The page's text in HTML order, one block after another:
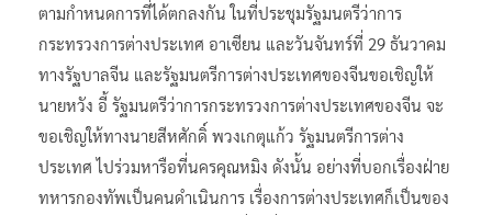
ตามกำหนดการที่ได้ตกลงกัน ในที่ประชุมรัฐมนตรีว่าการ
กระทรวงการต่างประเทศ อาเซียน และวันจันทร์ที่ 29 ธันวาคม
ทางรัฐบาลจีน และรัฐมนตรีการต่างประเทศของจีนขอเชิญให้
นายหวัง อี้ รัฐมนตรีว่าการกระทรวงการต่างประเทศของจีน จะ
ขอเชิญให้ทางนายสีหศักดิ์ พวงเกตุแก้ว รัฐมนตรีการต่าง
ประเทศ ไปร่วมหารือที่นครคุณหมิง ดังนั้น อย่างที่บอกเรื่องฝ่าย
ทหารกองทัพเป็นคนดำเนินการ เรื่องการต่างประเทศก็เป็นของ